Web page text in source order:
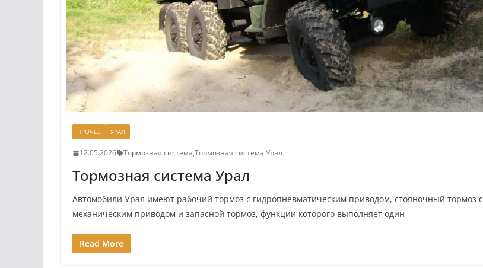
ПРОЧЕЕ УРАЛ
12.05.2026 Тормозная система,Тормозная система Урал
Тормозная система Урал
Автомобили Урал имеют рабочий тормоз с гидропневматическим приводом, стояночный тормоз с
механическим приводом и запасной тормоз, функции которого выполняет один
Read More